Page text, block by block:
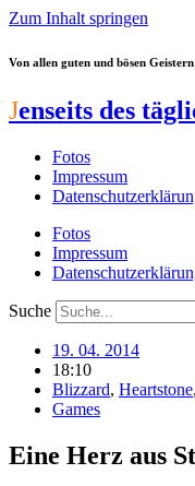
Zum Inhalt springen
Von allen guten und bösen
Jenseits des
Fotos
Impressum
Fotos
Impressum
Suche
19. 04. 2014
18:10
Blizzard, Heartstone,
Games
Eine Herz aus